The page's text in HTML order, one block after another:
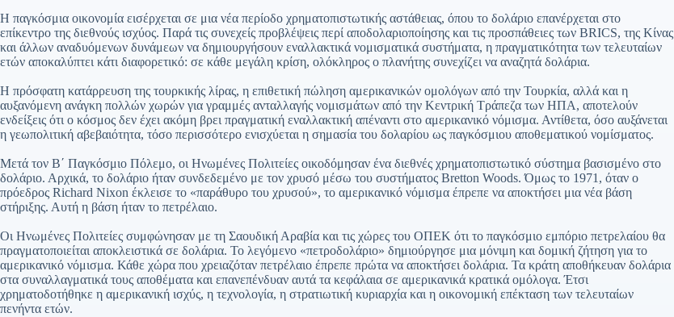
Η παγκόσμια οικονομία εισέρχεται σε μια νέα περίοδο χρηματοπιστωτικής αστάθειας, όπου το δολάριο επανέρχεται στο
επίκεντρο της διεθνούς ισχύος. Παρά τις συνεχείς προβλέψεις περί αποδολαριοποίησης και τις προσπάθειες των BRICS, της Κίνας
και άλλων αναδυόμενων δυνάμεων να δημιουργήσουν εναλλακτικά νομισματικά συστήματα, η πραγματικότητα των τελευταίων
ετών αποκαλύπτει κάτι διαφορετικό: σε κάθε μεγάλη κρίση, ολόκληρος ο πλανήτης συνεχίζει να αναζητά δολάρια.
Η πρόσφατη κατάρρευση της τουρκικής λίρας, η επιθετική πώληση αμερικανικών ομολόγων από την Τουρκία, αλλά και η
αυξανόμενη ανάγκη πολλών χωρών για γραμμές ανταλλαγής νομισμάτων από την Κεντρική Τράπεζα των ΗΠΑ, αποτελούν
ενδείξεις ότι ο κόσμος δεν έχει ακόμη βρει πραγματική εναλλακτική απέναντι στο αμερικανικό νόμισμα. Αντίθετα, όσο αυξάνεται
η γεωπολιτική αβεβαιότητα, τόσο περισσότερο ενισχύεται η σημασία του δολαρίου ως παγκόσμιου αποθεματικού νομίσματος.
Μετά τον Β΄ Παγκόσμιο Πόλεμο, οι Ηνωμένες Πολιτείες οικοδόμησαν ένα διεθνές χρηματοπιστωτικό σύστημα βασισμένο στο
δολάριο. Αρχικά, το δολάριο ήταν συνδεδεμένο με τον χρυσό μέσω του συστήματος Bretton Woods. Όμως το 1971, όταν ο
πρόεδρος Richard Nixon έκλεισε το «παράθυρο του χρυσού», το αμερικανικό νόμισμα έπρεπε να αποκτήσει μια νέα βάση
στήριξης. Αυτή η βάση ήταν το πετρέλαιο.
Οι Ηνωμένες Πολιτείες συμφώνησαν με τη Σαουδική Αραβία και τις χώρες του ΟΠΕΚ ότι το παγκόσμιο εμπόριο πετρελαίου θα
πραγματοποιείται αποκλειστικά σε δολάρια. Το λεγόμενο «πετροδολάριο» δημιούργησε μια μόνιμη και δομική ζήτηση για το
αμερικανικό νόμισμα. Κάθε χώρα που χρειαζόταν πετρέλαιο έπρεπε πρώτα να αποκτήσει δολάρια. Τα κράτη αποθήκευαν δολάρια
στα συναλλαγματικά τους αποθέματα και επανεπένδυαν αυτά τα κεφάλαια σε αμερικανικά κρατικά ομόλογα. Έτσι
χρηματοδοτήθηκε η αμερικανική ισχύς, η τεχνολογία, η στρατιωτική κυριαρχία και η οικονομική επέκταση των τελευταίων
πενήντα ετών.